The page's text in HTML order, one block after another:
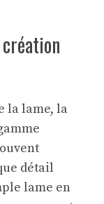
la lame, la
détail
lame en